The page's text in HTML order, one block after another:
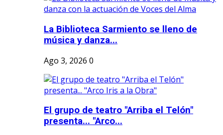
La Biblioteca Sarmiento se lleno de
música y danza...
Ago 3, 2026 0
El grupo de teatro "Arriba el Telón"
presenta... "Arco...